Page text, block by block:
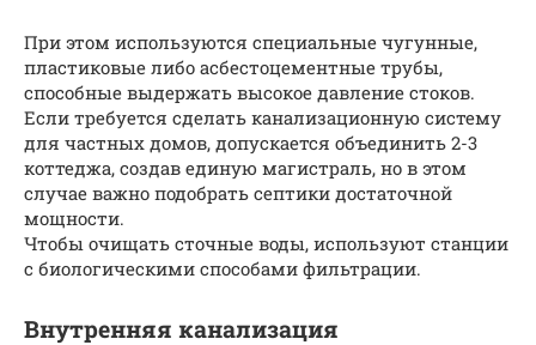
При этом используются специальные чугунные,
пластиковые либо асбестоцементные трубы,
способные выдержать высокое давление стоков.
Если требуется сделать канализационную систему
для частных домов, допускается объединить 2-3
коттеджа, создав единую магистраль, но в этом
случае важно подобрать септики достаточной
мощности.
Чтобы очищать сточные воды, используют станции
с биологическими способами фильтрации.
Внутренняя канализация